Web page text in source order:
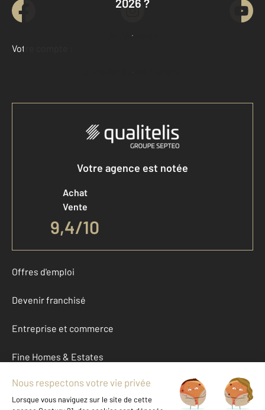
2026 ?
Je découvre
Votre compte :
Accéder à mon compte
Votre agence est notée
Achat
Vente
9,4/10
Offres d'emploi
Devenir franchisé
Entreprise et commerce
Fine Homes & Estates
À propos